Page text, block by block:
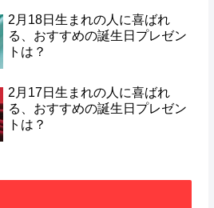
2月18日生まれの人に喜ばれ
る、おすすめの誕生日プレゼン
トは？
2月17日生まれの人に喜ばれ
る、おすすめの誕生日プレゼン
トは？